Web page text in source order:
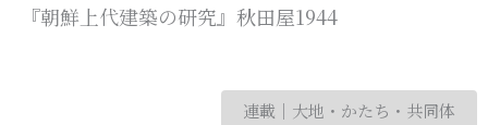
『朝鮮上代建築の研究』秋田屋1944
連載｜大地・かたち・共同体